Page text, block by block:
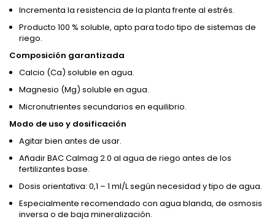
Incrementa la resistencia de la planta frente al estrés.
Producto 100 % soluble, apto para todo tipo de sistemas de
riego.
Composición garantizada
Calcio (Ca) soluble en agua.
Magnesio (Mg) soluble en agua.
Micronutrientes secundarios en equilibrio.
Modo de uso y dosificación
Agitar bien antes de usar.
Añadir BAC Calmag 2.0 al agua de riego antes de los
fertilizantes base.
Dosis orientativa: 0,1 – 1 ml/L según necesidad y tipo de agua.
Especialmente recomendado con agua blanda, de osmosis
inversa o de baja mineralización.